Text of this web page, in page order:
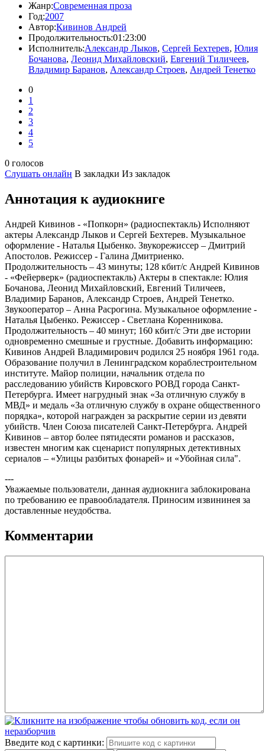
Жанр:Современная проза
Год:2007
Автор:Кивинов Андрей
Продолжительность:01:23:00
Исполнитель:Александр Лыков, Сергей Бехтерев, Юлия
Бочанова, Леонид Михайловский, Евгений Тиличеев,
Владимир Баранов, Александр Строев, Андрей Тенетко
0
1
2
3
4
5
0 голосов
Слушать онлайн В закладки Из закладок
Аннотация к аудиокниге
Андрей Кивинов - «Попкорн» (радиоспектакль) Исполняют
актеры Александр Лыков и Сергей Бехтерев. Музыкальное
оформление - Наталья Цыбенко. Звукорежиссер – Дмитрий
Апостолов. Режиссер - Галина Дмитриенко.
Продолжительность – 43 минуты; 128 кбит/с Андрей Кивинов
- «Фейерверк» (радиоспектакль) Актеры в спектакле: Юлия
Бочанова, Леонид Михайловский, Евгений Тиличеев,
Владимир Баранов, Александр Строев, Андрей Тенетко.
Звукооператор – Анна Расрогина. Музыкальное оформление -
Наталья Цыбенко. Режиссер - Светлана Коренникова.
Продолжительность – 40 минут; 160 кбит/с Эти две истории
одновременно смешные и грустные. Добавить информацию:
Кивинов Андрей Владимирович родился 25 ноября 1961 года.
Образование получил в Ленинградском кораблестроительном
институте. Майор полиции, начальник отдела по
расследованию убийств Кировского РОВД города Санкт-
Петербурга. Имеет нагрудный знак «За отличную службу в
МВД» и медаль «За отличную службу в охране общественного
порядка», которой награжден за раскрытие серии из девяти
убийств. Член Союза писателей Санкт-Петербурга. Андрей
Кивинов – автор более пятидесяти романов и рассказов,
известен многим как сценарист популярных детективных
сериалов – «Улицы разбитых фонарей» и «Убойная сила".
---
Уважаемые пользователи, данная аудиокнига заблокирована
по требованию ее правообладателя. Приносим извининея за
доставленные неудобства.
Комментарии
Введите код с картинки: